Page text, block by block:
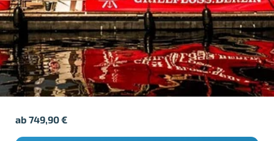
ab749,90€